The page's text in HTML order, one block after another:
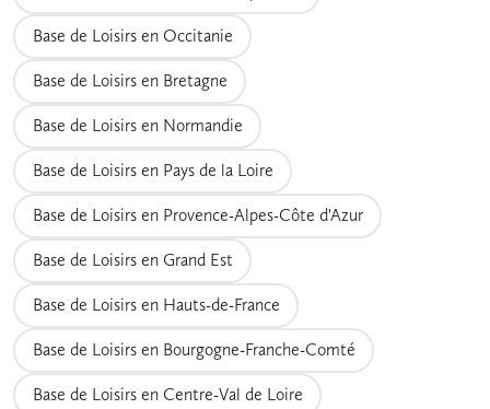
Base de Loisirs en Occitanie
Base de Loisirs en Bretagne
Base de Loisirs en Normandie
Base de Loisirs en Pays de la Loire
Base de Loisirs en Provence-Alpes-Côte d'Azur
Base de Loisirs en Grand Est
Base de Loisirs en Hauts-de-France
Base de Loisirs en Bourgogne-Franche-Comté
Base de Loisirs en Centre-Val de Loire